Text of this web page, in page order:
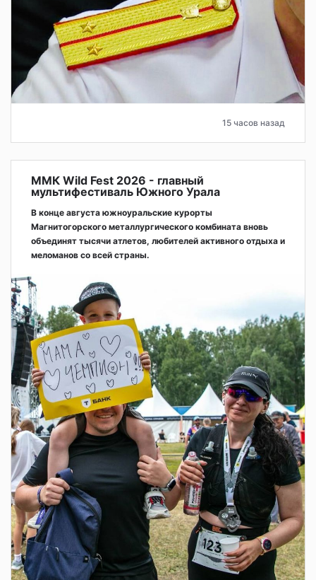
15 часов назад
ММК Wild Fest 2026 - главный
мультифестиваль Южного Урала
В конце августа южноуральские курорты
Магнитогорского металлургического комбината вновь
объединят тысячи атлетов, любителей активного отдыха и
меломанов со всей страны.